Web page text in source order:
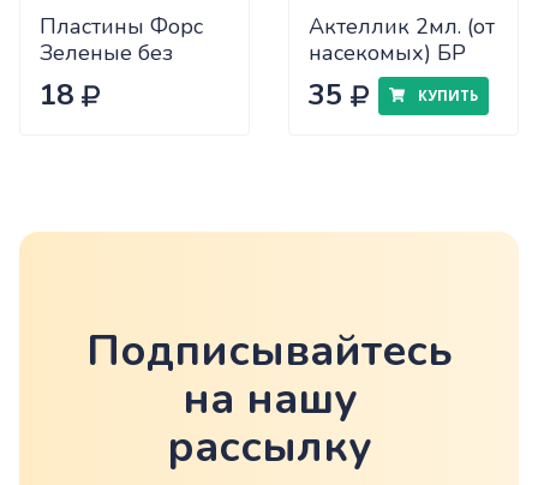
Пластины Форс
Зеленые без
запаха
18
Актеллик 2мл. (от
насекомых) БР
35 КУПИТЬ
Подписывайтесь
на нашу
рассылку